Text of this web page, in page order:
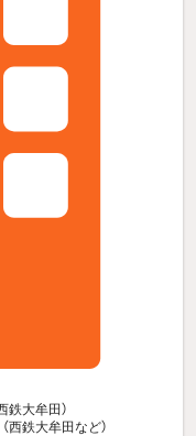
鉄大牟田）
西鉄大牟田など）